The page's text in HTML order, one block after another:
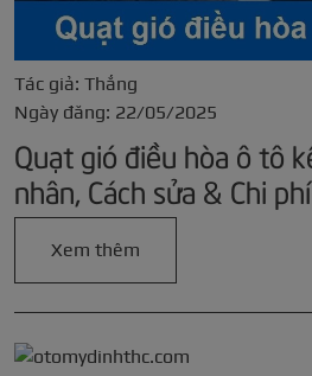
Tác giả: Thắng
Ngày đăng: 22/05/2025
Quạt gió điều hòa ô tô
nhân, Cách sửa & Chi phí
Xem thêm